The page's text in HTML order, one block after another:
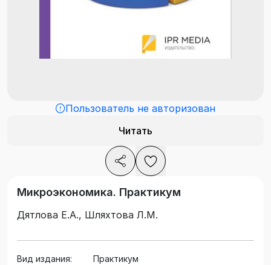
Пользователь не авторизован
Читать
Микроэкономика. Практикум
Дятлова Е.А., Шляхтова Л.М.
Вид издания:
Практикум